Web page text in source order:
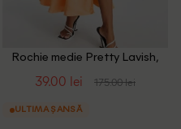
Rochie medie Pretty Lavish,
39.00 lei 175.00 lei
ULTIMA ȘANSĂ